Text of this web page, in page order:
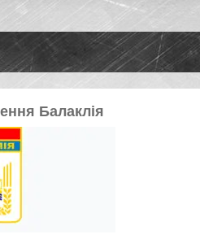
Балаклія